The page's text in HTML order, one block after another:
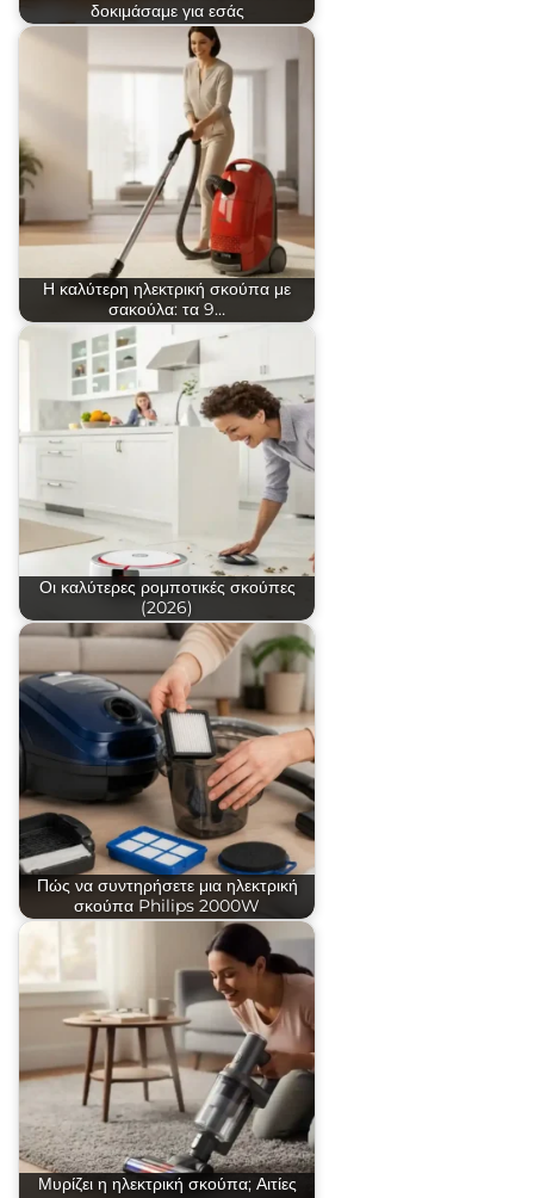
δοκιμάσαμε για εσάς
Η καλύτερη ηλεκτρική σκούπα με
σακούλα: τα 9…
Οι καλύτερες ρομποτικές σκούπες
(2026)
Πώς να συντηρήσετε μια ηλεκτρική
σκούπα Philips 2000W
Μυρίζει η ηλεκτρική σκούπα; Αιτίες